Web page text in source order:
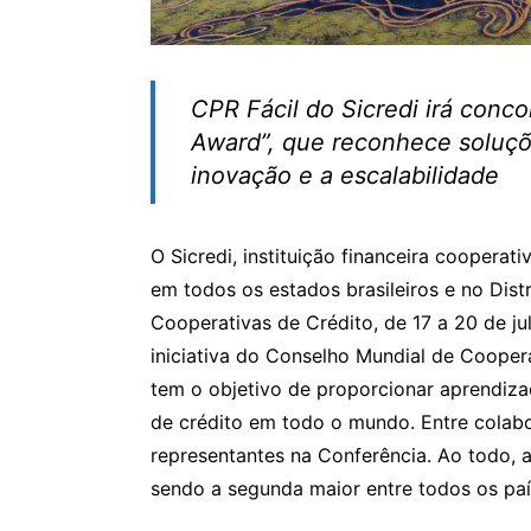
CPR Fácil do Sicredi irá
Award”, que reconhece
inovação e a escalabilidade
O Sicredi, instituição financeira
em todos os estados brasileiros e no
Cooperativas de Crédito, de 17 a 20 de
iniciativa do Conselho Mundial de
tem o objetivo de proporcionar
de crédito em todo o mundo. Entre
representantes na Conferência. Ao todo,
sendo a segunda maior entre todos os